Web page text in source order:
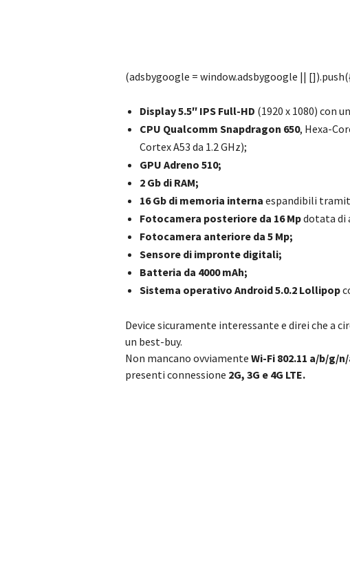
(adsbygoogle = window.adsbygoogle ||
Display 5.5″ IPS Full-HD (1920 x 1080) con
CPU Qualcomm Snapdragon 650, Hexa-
Cortex A53 da 1.2 GHz);
GPU Adreno 510;
2 Gb di RAM;
16 Gb di memoria interna espandibili
Fotocamera posteriore da 16 Mpdotata di
Fotocamera anteriore da 5 Mp;
Sensore di impronte digitali;
Batteria da 4000 mAh;
Sistema operativo Android 5.0.2 Lollipop
Device sicuramente interessante e direi che a
un best-buy.
Non mancano ovviamente Wi-Fi 802.11 a/b/g/
presenti connessione 2G, 3G e 4G LTE.